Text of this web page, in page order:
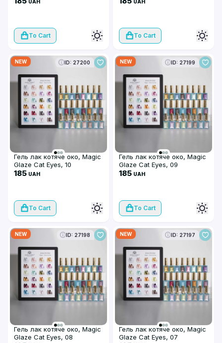
UAH
To Cart
UAH
To Cart
NEW ID: 27200
Гель лак котяче око, Magic
Glaze Cat Eyes, 10
185 UAH
To Cart
NEW ID: 27199
Гель лак котяче око, Magic
Glaze Cat Eyes, 09
185 UAH
To Cart
NEW ID: 27198
Гель лак котяче око, Magic
Glaze Cat Eyes, 08
NEW ID: 27197
Гель лак котяче око, Magic
Glaze Cat Eyes, 07